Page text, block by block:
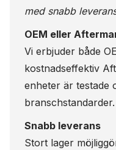
med snabb
OEM eller
Vi erbjuder både
kostnadseffektiv
enheter är testade
branschstandarder.
Snabb leverans
Stort lager